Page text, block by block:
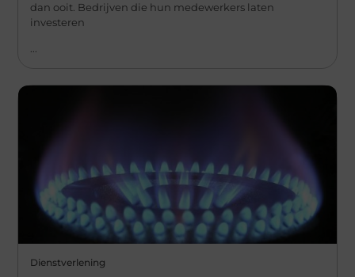
dan ooit. Bedrijven die hun medewerkers laten
investeren
...
Dienstverlening